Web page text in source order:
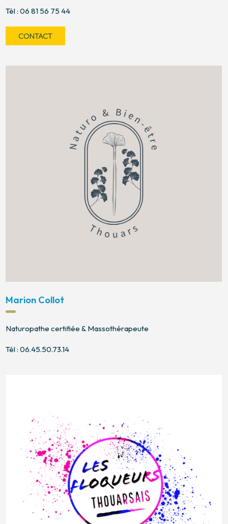
Tèl : 06 81 56 75 44
CONTACT
Marion Collot
Naturopathe certifiée & Massothérapeute
Tél : 06.45.50.73.14